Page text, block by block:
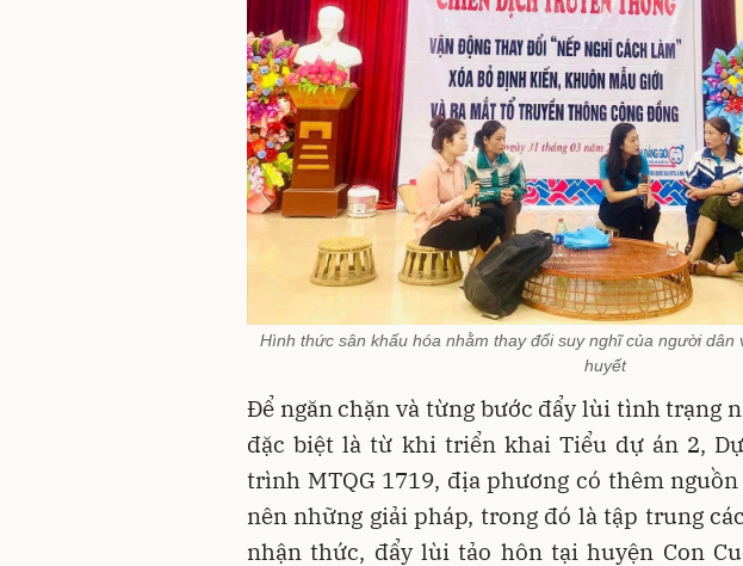
Hình thức sân khấu hóa nhằm thay đổi suy nghĩ của người dân
huyết
Để ngăn chặn và từng bước đẩy lùi tình trạng
đặc biệt là từ khi triển khai Tiểu dự án 2,
trình MTQG 1719, địa phương có thêm
nên những giải pháp, trong đó là tập trung
nhận thức, đẩy lùi tảo hôn tại huyện Con